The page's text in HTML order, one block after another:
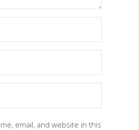
email, and website in this